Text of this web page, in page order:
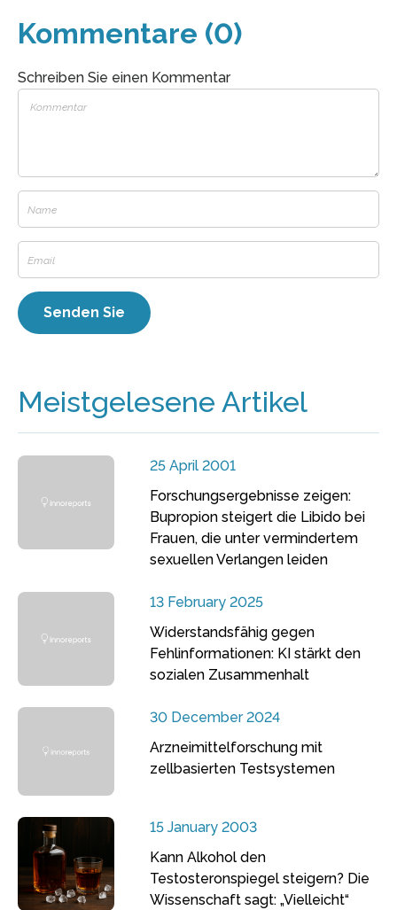
Kommentare (0)
Schreiben Sie einen Kommentar
Meistgelesene Artikel
25 April 2001
Forschungsergebnisse zeigen:
Bupropion steigert die Libido bei
Frauen, die unter vermindertem
sexuellen Verlangen leiden
13 February 2025
Widerstandsfähig gegen
Fehlinformationen: KI stärkt den
sozialen Zusammenhalt
30 December 2024
Arzneimittelforschung mit
zellbasierten Testsystemen
15 January 2003
Kann Alkohol den
Testosteronspiegel steigern? Die
Wissenschaft sagt: „Vielleicht“